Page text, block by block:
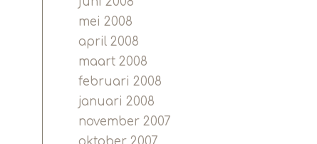
mei 2008
april 2008
maart 2008
februari 2008
januari 2008
november 2007